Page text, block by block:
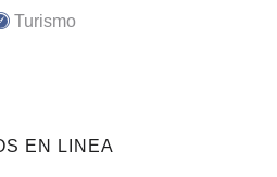
Turismo
EN LINEA